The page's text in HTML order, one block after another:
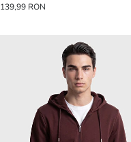
139,99 RON